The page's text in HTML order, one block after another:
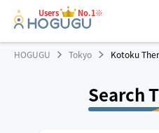
Users No.1※
HOGUGU Tokyo Kotoku
Search